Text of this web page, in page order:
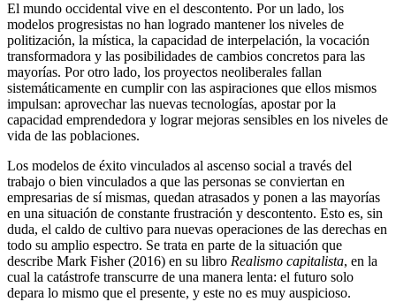
El mundo occidental vive en el descontento. Por un lado, los
modelos progresistas no han logrado mantener los niveles de
politización, la mística, la capacidad de interpelación, la vocación
transformadora y las posibilidades de cambios concretos para las
mayorías. Por otro lado, los proyectos neoliberales fallan
sistemáticamente en cumplir con las aspiraciones que ellos mismos
impulsan: aprovechar las nuevas tecnologías, apostar por la
capacidad emprendedora y lograr mejoras sensibles en los niveles de
vida de las poblaciones.
Los modelos de éxito vinculados al ascenso social a través del
trabajo o bien vinculados a que las personas se conviertan en
empresarias de sí mismas, quedan atrasados y ponen a las mayorías
en una situación de constante frustración y descontento. Esto es, sin
duda, el caldo de cultivo para nuevas operaciones de las derechas en
todo su amplio espectro. Se trata en parte de la situación que
describe Mark Fisher (2016) en su libro Realismo capitalista, en la
cual la catástrofe transcurre de una manera lenta: el futuro solo
depara lo mismo que el presente, y este no es muy auspicioso.